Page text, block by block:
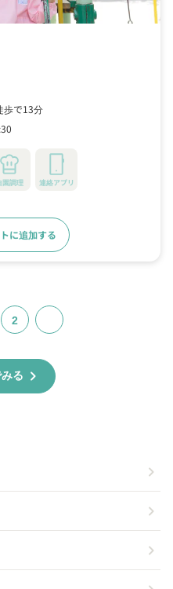
歩で13分
園調理 連絡アプリ
に追加する
2
る chevron_right
chevron_right
chevron_right
chevron_right